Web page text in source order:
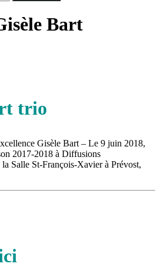
Bart
trio
Gisèle Bart – Le 9 juin 2018,
2017-2018 à Diffusions
Salle St-François-Xavier à Prévost,